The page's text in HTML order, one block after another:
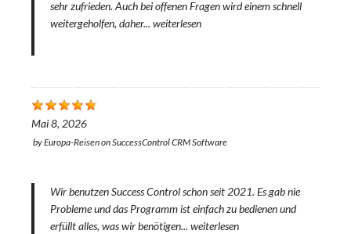
sehr zufrieden. Auch bei offenen Fragen wird einem schnell
weitergeholfen, daher... weiterlesen
Mai 8, 2026
byEuropa-ReisenonSuccessControl CRM Software
Wir benutzen Success Control schon seit 2021. Es gab nie
Probleme und das Programm ist einfach zu bedienen und
erfüllt alles, was wir benötigen... weiterlesen